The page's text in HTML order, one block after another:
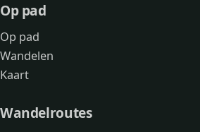
Op pad
Op pad
Wandelen
Kaart
Wandelroutes